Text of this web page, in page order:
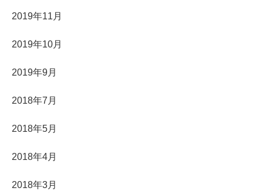
2019年11月
2019年10月
2019年9月
2018年7月
2018年5月
2018年4月
2018年3月